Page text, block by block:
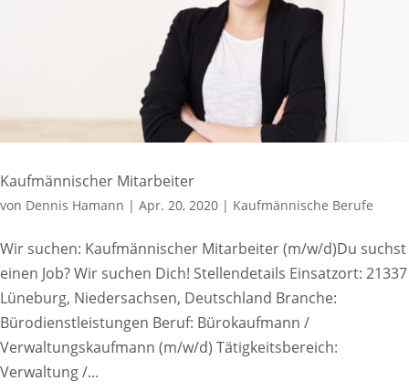
Kaufmännischer Mitarbeiter
von Dennis Hamann | Apr. 20, 2020 | Kaufmännische Berufe
Wir suchen: Kaufmännischer Mitarbeiter (m/w/d)Du suchst
einen Job? Wir suchen Dich! Stellendetails Einsatzort: 21337
Lüneburg, Niedersachsen, Deutschland Branche:
Bürodienstleistungen Beruf: Bürokaufmann /
Verwaltungskaufmann (m/w/d) Tätigkeitsbereich:
Verwaltung /...